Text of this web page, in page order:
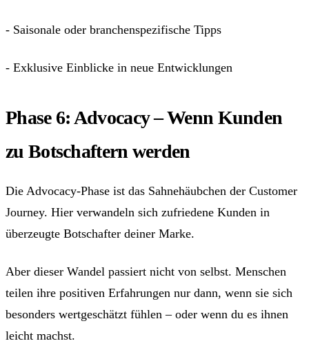
- Saisonale oder branchenspezifische Tipps
- Exklusive Einblicke in neue Entwicklungen
Phase 6: Advocacy – Wenn Kunden
zu Botschaftern werden
Die Advocacy-Phase ist das Sahnehäubchen der Customer
Journey. Hier verwandeln sich zufriedene Kunden in
überzeugte Botschafter deiner Marke.
Aber dieser Wandel passiert nicht von selbst. Menschen
teilen ihre positiven Erfahrungen nur dann, wenn sie sich
besonders wertgeschätzt fühlen – oder wenn du es ihnen
leicht machst.